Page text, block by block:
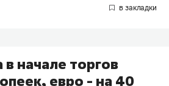
начале торгов
евро - на 40